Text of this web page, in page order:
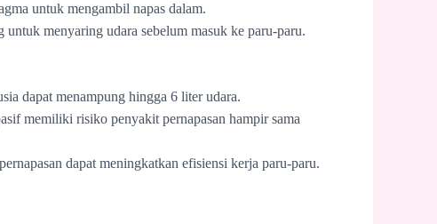
untuk mengambil napas dalam.
untuk menyaring udara sebelum masuk ke paru-paru.
dapat menampung hingga 6 liter udara.
memiliki risiko penyakit pernapasan hampir sama
dapat meningkatkan efisiensi kerja paru-paru.